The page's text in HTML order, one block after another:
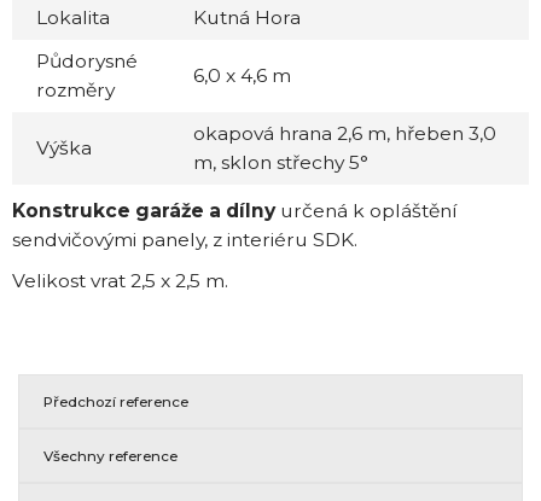
Lokalita
Kutná Hora
Půdorysné
rozměry
6,0 x 4,6 m
Výška
okapová hrana 2,6 m, hřeben 3,0
m, sklon střechy 5°
Konstrukce garáže a dílnyurčená k opláštění
sendvičovými panely, z interiéru SDK.
Velikost vrat 2,5 x 2,5 m.
Předchozí reference
Všechny reference